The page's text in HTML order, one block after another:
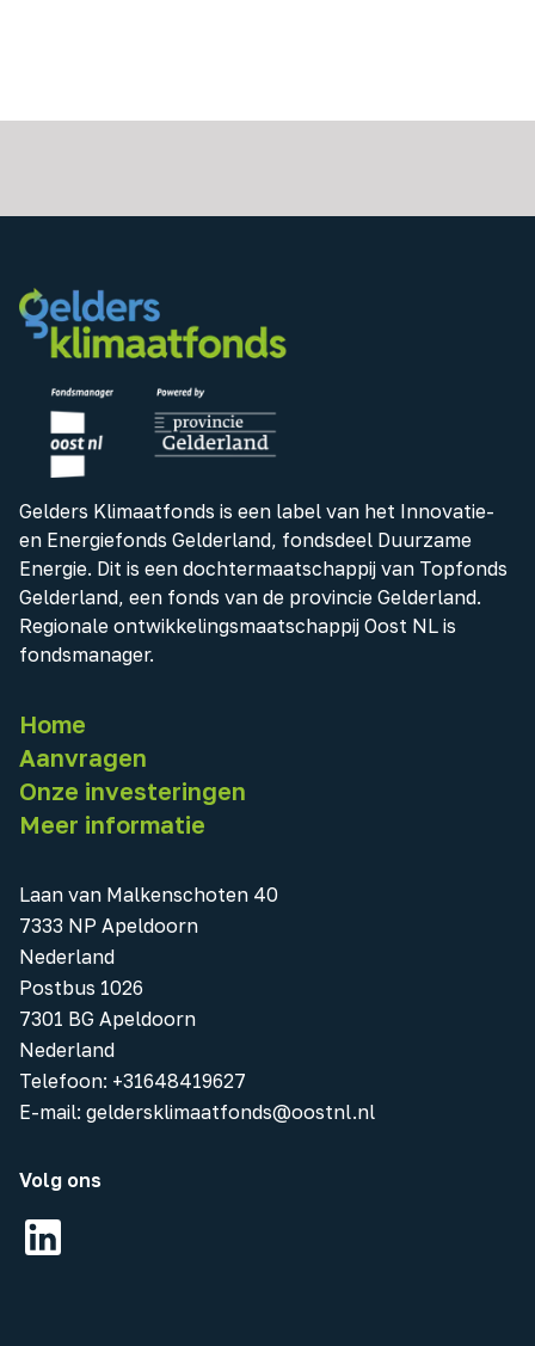
Gelders Klimaatfonds is een label van het Innovatie-
en Energiefonds Gelderland, fondsdeel Duurzame
Energie. Dit is een dochtermaatschappij van Topfonds
Gelderland, een fonds van de provincie Gelderland.
Regionale ontwikkelingsmaatschappij Oost NL is
fondsmanager.
Home
Aanvragen
Onze investeringen
Meer informatie
Laan van Malkenschoten 40
7333 NP Apeldoorn
Nederland
Postbus 1026
7301 BG Apeldoorn
Nederland
Telefoon: +31648419627
E-mail: geldersklimaatfonds@oostnl.nl
Volg ons